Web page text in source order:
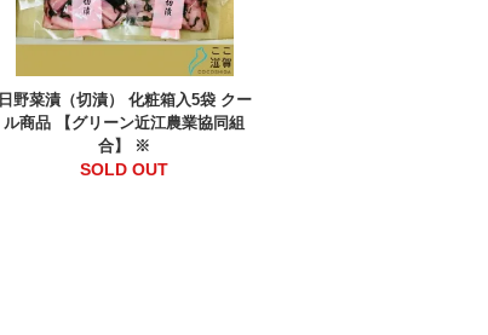
日野菜漬（切漬） 化粧箱入5袋 クー
ル商品 【グリーン近江農業協同組
合】 ※
SOLD OUT